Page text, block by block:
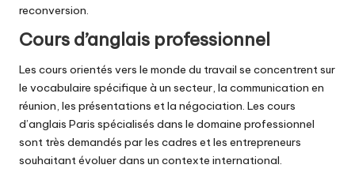
reconversion.
Cours d’anglais professionnel
Les cours orientés vers le monde du travail se concentrent sur
le vocabulaire spécifique à un secteur, la communication en
réunion, les présentations et la négociation. Les cours
d’anglais Paris spécialisés dans le domaine professionnel
sont très demandés par les cadres et les entrepreneurs
souhaitant évoluer dans un contexte international.